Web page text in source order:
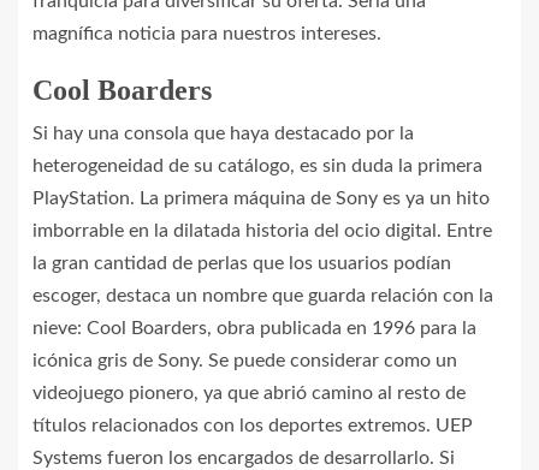
magnífica noticia para nuestros intereses.
Cool Boarders
Si hay una consola que haya destacado por la
heterogeneidad de su catálogo, es sin duda la primera
PlayStation. La primera máquina de Sony es ya un hito
imborrable en la dilatada historia del ocio digital. Entre
la gran cantidad de perlas que los usuarios podían
escoger, destaca un nombre que guarda relación con la
nieve: Cool Boarders, obra publicada en 1996 para la
icónica gris de Sony. Se puede considerar como un
videojuego pionero, ya que abrió camino al resto de
títulos relacionados con los deportes extremos. UEP
Systems fueron los encargados de desarrollarlo. Si